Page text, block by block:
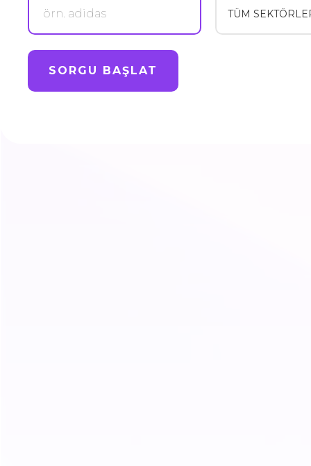
Patent Sorgu Türkiye'nin her
vermektedir. Marka tescili ve
işlemlerinize profesyonel ve
SORGU BAŞLAT